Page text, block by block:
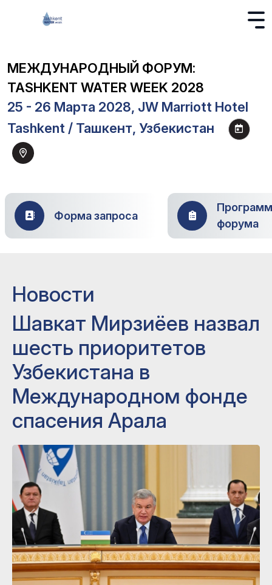
МЕЖДУНАРОДНЫЙ ФОРУМ:
TASHKENT WATER WEEK 2028
25 - 26 Марта 2028, JW Marriott Hotel
Tashkent / Ташкент, Узбекистан
Форма запроса
форума
Новости
Шавкат Мирзиёев назвал
шесть приоритетов
Узбекистана в
Международном фонде
спасения Арала